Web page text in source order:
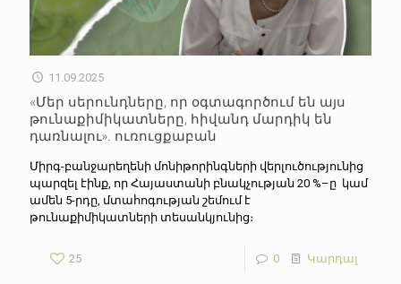
11.09.2025
«Մեր սերունդները, որ օգտագործում են այս
թունաքիմիկատները, հիվանդ մարդիկ են
դառնալու». ուռուցքաբան
Միրգ-բանջարեղենի մոնիթորինգների վերլուծությունից
պարզել էինք, որ Հայաստանի բնակչության 20 %–ը կամ
ամեն 5-րդը, մտահոգության շեմում է
թունաքիմիկատների տեսանկյունից։
25 0 Կարդալ